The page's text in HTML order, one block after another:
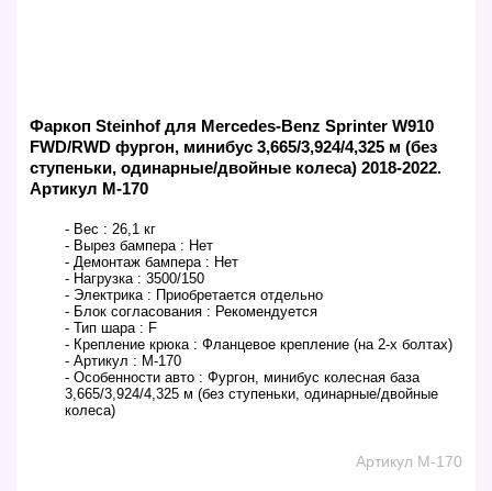
Фаркоп Steinhof для Mercedes-Benz Sprinter W910
FWD/RWD фургон, минибус 3,665/3,924/4,325 м (без
ступеньки, одинарные/двойные колеса) 2018-2022.
Артикул M-170
- Вес : 26,1 кг
- Вырез бампера : Нет
- Демонтаж бампера : Нет
- Нагрузка : 3500/150
- Электрика : Приобретается отдельно
- Блок согласования : Рекомендуется
- Тип шара : F
- Крепление крюка : Фланцевое крепление (на 2-х болтах)
- Артикул : M-170
- Особенности авто : Фургон, минибус колесная база
3,665/3,924/4,325 м (без ступеньки, одинарные/двойные
колеса)
Артикул M-170